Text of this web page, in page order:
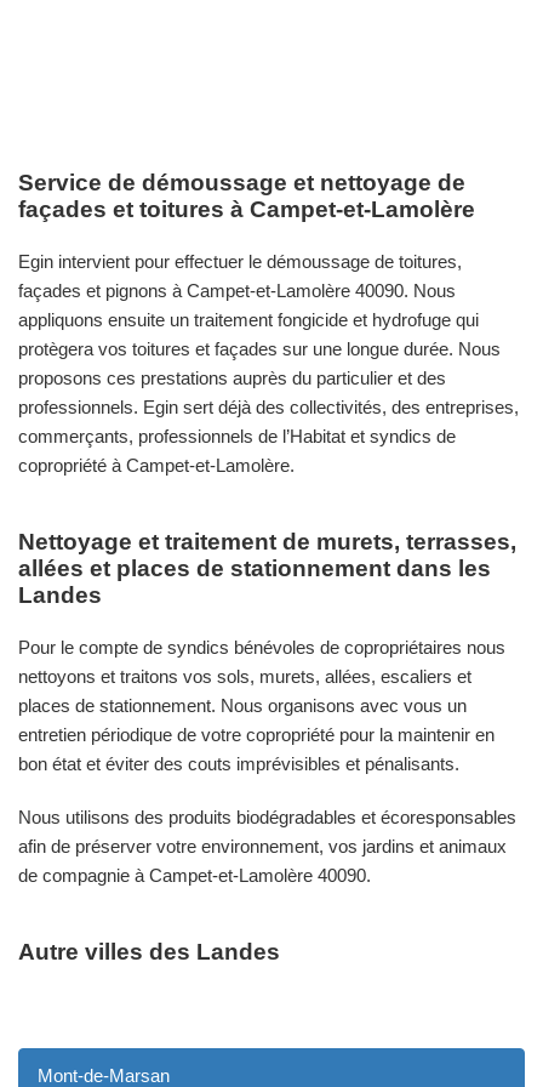
Service de démoussage et nettoyage de
façades et toitures à Campet-et-Lamolère
Egin intervient pour effectuer le démoussage de toitures,
façades et pignons à Campet-et-Lamolère 40090. Nous
appliquons ensuite un traitement fongicide et hydrofuge qui
protègera vos toitures et façades sur une longue durée. Nous
proposons ces prestations auprès du particulier et des
professionnels. Egin sert déjà des collectivités, des entreprises,
commerçants, professionnels de l’Habitat et syndics de
copropriété à Campet-et-Lamolère.
Nettoyage et traitement de murets, terrasses,
allées et places de stationnement dans les
Landes
Pour le compte de syndics bénévoles de copropriétaires nous
nettoyons et traitons vos sols, murets, allées, escaliers et
places de stationnement. Nous organisons avec vous un
entretien périodique de votre copropriété pour la maintenir en
bon état et éviter des couts imprévisibles et pénalisants.
Nous utilisons des produits biodégradables et écoresponsables
afin de préserver votre environnement, vos jardins et animaux
de compagnie à Campet-et-Lamolère 40090.
Autre villes des Landes
Mont-de-Marsan